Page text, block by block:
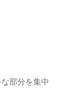
部分を集中